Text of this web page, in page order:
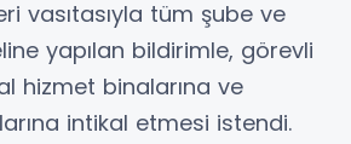
vasıtasıyla tüm şube ve
yapılan bildirimle, görevli
hizmet binalarına ve
intikal etmesi istendi.